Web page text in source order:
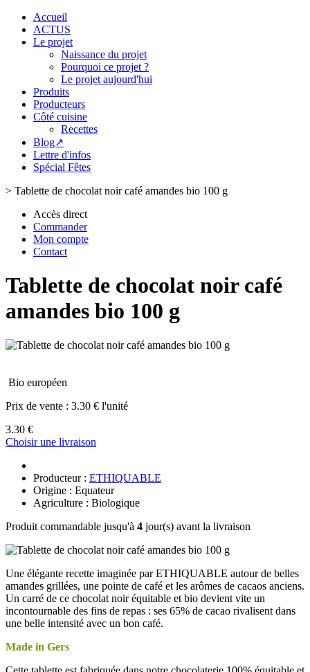
Accueil
ACTUS
Le projet
Naissance du projet
Pourquoi ce projet ?
Le projet aujourd'hui
Produits
Producteurs
Côté cuisine
Recettes
Blog↗
Lettre d'infos
Spécial Fêtes
> Tablette de chocolat noir café amandes bio 100 g
Accès direct
Commander
Mon compte
Contact
Tablette de chocolat noir café
amandes bio 100 g
Bio européen
Prix de vente : 3.30 € l'unité
3.30 €
Choisir une livraison
Producteur : ETHIQUABLE
Origine : Equateur
Agriculture : Biologique
Produit commandable jusqu'à 4 jour(s) avant la livraison
Une élégante recette imaginée par ETHIQUABLE autour de belles
amandes grillées, une pointe de café et les arômes de cacaos anciens.
Un carré de ce chocolat noir équitable et bio devient vite un
incontournable des fins de repas : ses 65% de cacao rivalisent dans
une belle intensité avec un bon café.
Made in Gers